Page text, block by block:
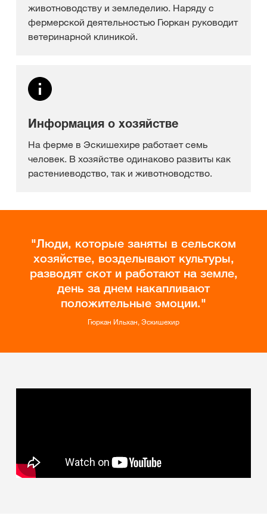
животноводству и земледелию. Наряду с
фермерской деятельностью Гюркан руководит
ветеринарной клиникой.
Информация о хозяйстве
На ферме в Эскишехире работает семь
человек. В хозяйстве одинаково развиты как
растениеводство, так и животноводство.
Люди, которые заняты в сельском
хозяйстве, возделывают культуры,
разводят скот и работают на земле,
день за днем накапливают
положительные эмоции.
Гюркан Ильхан, Эскишехир